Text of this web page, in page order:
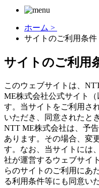
ホーム >
サイトのご利用条件
サイトのご利用
このウェブサイトは、
ME株式会社公式サイト
す。当サイトをご利用さ
いただき、同意されたと
NTT ME株式会社は、予
あります。その場合、変
す。なお、当サイトには
社が運営するウェブサイ
らのサイトのご利用にあ
る利用条件等にも同意い